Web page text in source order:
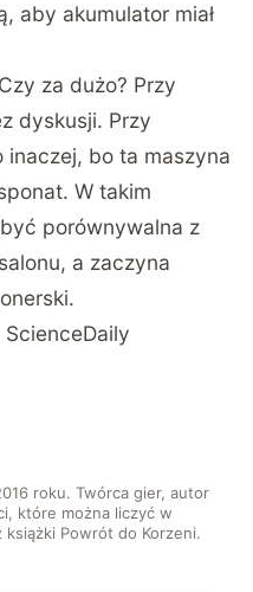
aby akumulator miał
za dużo? Przy
dyskusji. Przy
inaczej, bo ta maszyna
W takim
porównywalna z
a zaczyna
ScienceDaily
roku. Twórca gier, autor
które można liczyć w
Powrót do Korzeni.